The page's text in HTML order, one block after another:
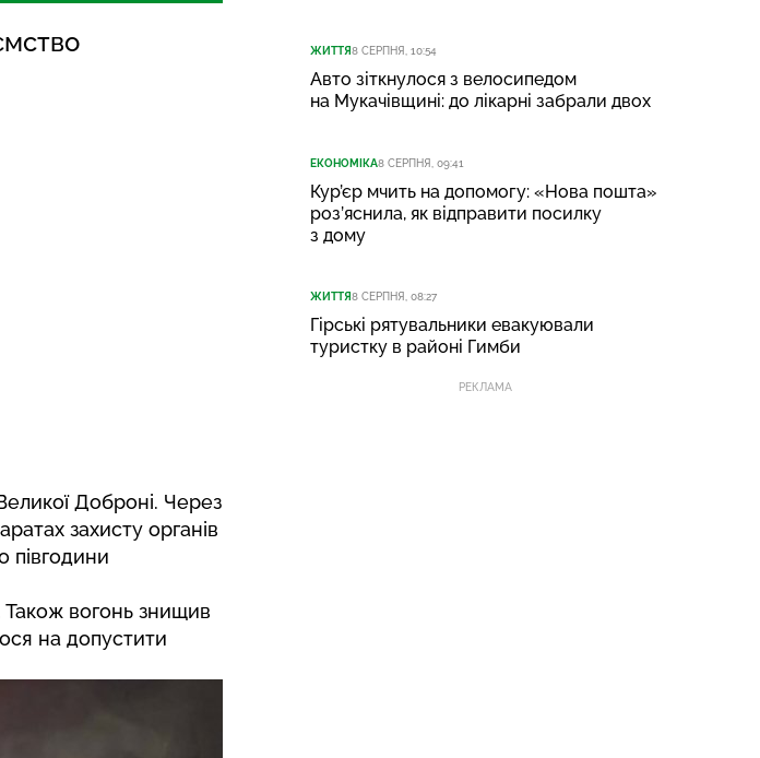
Доброні. Через
захисту органів
півгодини
Також вогонь знищив
на допустити
ЖИТТЯ8 СЕРПНЯ, 10:54
Авто зіткнулося з велосипедом
на Мукачівщині: до лікарні забрали двох
ЕКОНОМІКА8 СЕРПНЯ, 09:41
Кур’єр мчить на допомогу: «Нова пошта»
роз’яснила, як відправити посилку
з дому
ЖИТТЯ8 СЕРПНЯ, 08:27
Гірські рятувальники евакуювали
туристку в районі Гимби
РЕКЛАМА